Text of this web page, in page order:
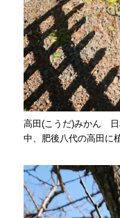
高田(こうだ)みかん 日
中、肥後八代の高田に